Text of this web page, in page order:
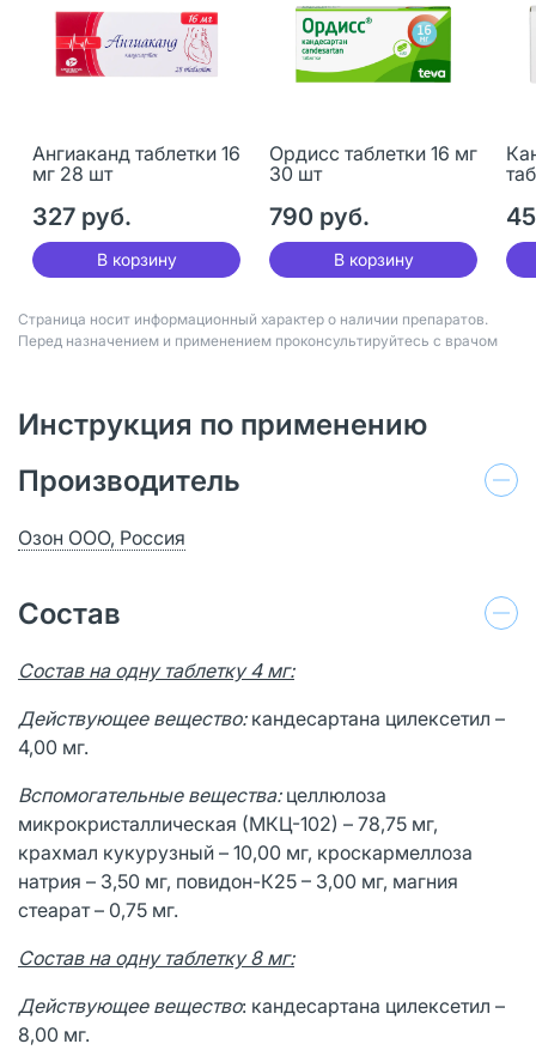
Ангиаканд таблетки 16
мг 28 шт
327 руб.
В корзину
Ордисс таблетки 16 мг
30 шт
790 руб.
В корзину
Страница носит информационный характер о наличии препаратов.
Перед назначением и применением проконсультируйтесь с врачом
Инструкция по применению
Производитель
Озон ООО, Россия
Состав
Состав на одну таблетку 4 мг:
Действующее вещество: кандесартана цилексетил –
4,00 мг.
Вспомогательные вещества:целлюлоза
микрокристаллическая (МКЦ-102) – 78,75 мг,
крахмал кукурузный – 10,00 мг, кроскармеллоза
натрия – 3,50 мг, повидон-К25 – 3,00 мг, магния
стеарат – 0,75 мг.
Состав на одну таблетку 8 мг:
Действующее вещество: кандесартана цилексетил –
8,00 мг.